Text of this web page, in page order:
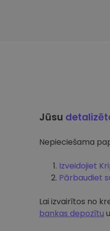
Jūsu
Nepieciešama
Izveidojiet
Pārbaudiet
Lai izvairītos no
bankas depozītu